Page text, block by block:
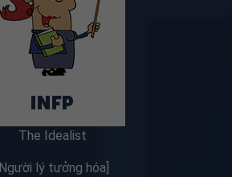
The Idealist
[Người lý tưởng hóa]